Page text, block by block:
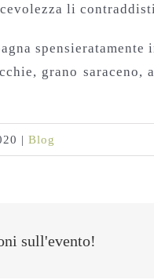
li
grano saraceno,
| Blog
sull'evento!